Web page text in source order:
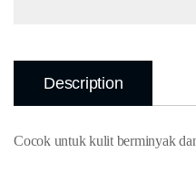
Description
Cocok untuk kulit berminyak